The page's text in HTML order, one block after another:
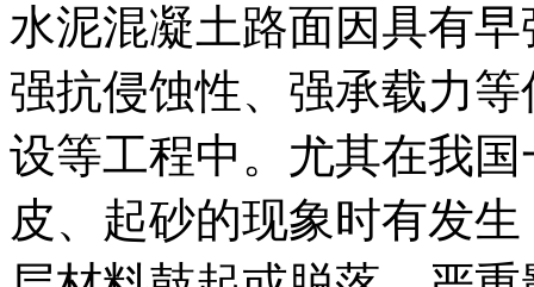
水泥混凝土路面因具有
强抗侵蚀性、强承载力
设等工程中。尤其在我
皮、起砂的现象时有发